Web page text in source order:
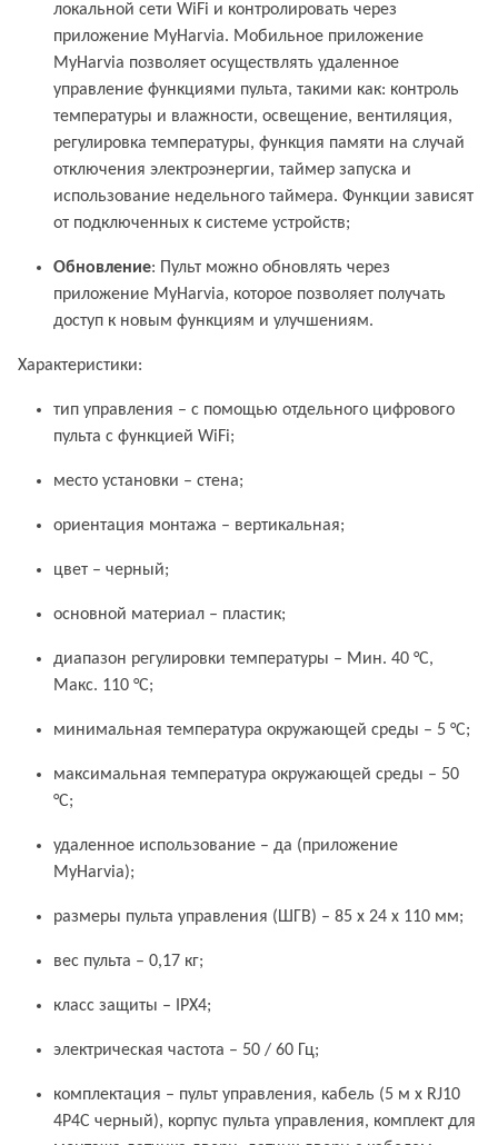
локальной сети WiFi и контролировать через
приложение MyHarvia. Мобильное приложение
MyHarvia позволяет осуществлять удаленное
управление функциями пульта, такими как: контроль
температуры и влажности, освещение, вентиляция,
регулировка температуры, функция памяти на случай
отключения электроэнергии, таймер запуска и
использование недельного таймера. Функции зависят
от подключенных к системе устройств;
Обновление: Пульт можно обновлять через
приложение MyHarvia, которое позволяет получать
доступ к новым функциям и улучшениям.
Характеристики:
тип управления – с помощью отдельного цифрового
пульта с функцией WiFi;
место установки – стена;
ориентация монтажа – вертикальная;
цвет – черный;
основной материал – пластик;
диапазон регулировки температуры – Мин. 40 °C,
Макс. 110 °C;
минимальная температура окружающей среды – 5 °C;
максимальная температура окружающей среды – 50
°C;
удаленное использование – да (приложение
MyHarvia);
размеры пульта управления (ШГВ) – 85 x 24 x 110 мм;
вес пульта – 0,17 кг;
класс защиты – IPX4;
электрическая частота – 50 / 60 Гц;
комплектация – пульт управления, кабель (5 м x RJ10
4P4C черный), корпус пульта управления, комплект для